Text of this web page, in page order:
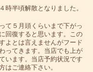
時半頃解散となりました。
て５月頭くらいまで下がっ
回復すると思います。この
よとは言えませんがフード
ってきます。当店でも上が
います。当店予約状況です
はご連絡下さい。